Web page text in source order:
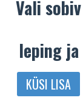
Vali sobiv
leping ja
KÜSI LISA